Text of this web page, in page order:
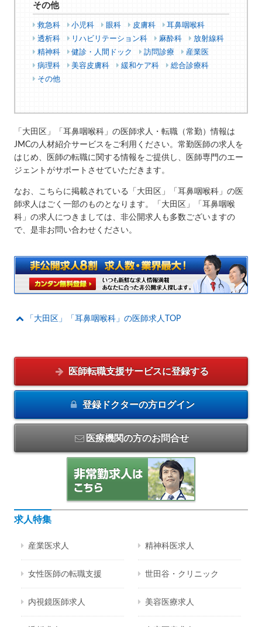
その他
救急科 小児科 眼科 皮膚科
耳鼻咽喉科
透析科
リハビリテーション科 麻酔科
放射線科
精神科
健診・人間ドック 訪問診療
産業医
病理科
美容皮膚科 緩和ケア科
総合診療科
その他
「大田区」「耳鼻咽喉科」の医師求人・転職（常勤）情報は
JMCの人材紹介サービスをご利用ください。常勤医師の求人を
はじめ、医師の転職に関する情報をご提供し、医師専門のエー
ジェントがサポートさせていただきます。
なお、こちらに掲載されている「大田区」「耳鼻咽喉科」の医
師求人はごく一部のものとなります。「大田区」「耳鼻咽喉
科」の求人につきましては、非公開求人も多数ございますの
で、是非お問い合わせください。
「大田区」「耳鼻咽喉科」の医師求人TOP
医師転職支援サービスに登録する
登録ドクターの方ログイン
医療機関の方のお問合せ
求人特集
産業医求人 精神科医求人
女性医師の転職支援 世田谷・クリニック
内視鏡医師求人 美容医療求人